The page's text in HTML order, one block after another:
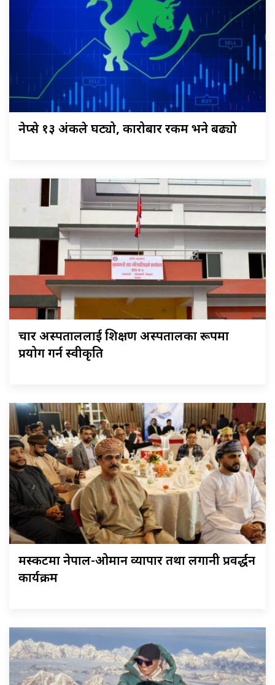
नेप्से १३ अंकले घट्यो, कारोबार रकम भने बढ्यो
चार अस्पताललाई शिक्षण अस्पतालका रूपमा
प्रयोग गर्न स्वीकृति
मस्कटमा नेपाल-ओमान व्यापार तथा लगानी प्रवर्द्धन
कार्यक्रम